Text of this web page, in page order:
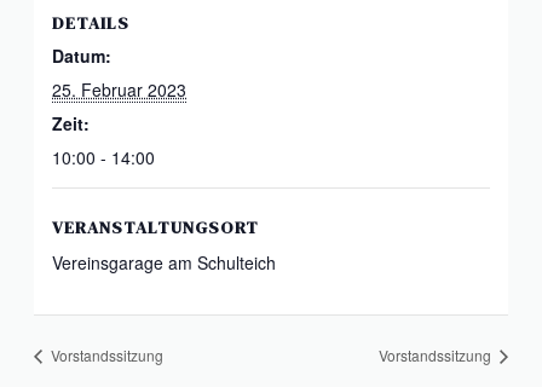
DETAILS
Datum:
25. Februar 2023
Zeit:
10:00 - 14:00
VERANSTALTUNGSORT
Vereinsgarage am Schulteich
Vorstandssitzung Vorstandssitzung